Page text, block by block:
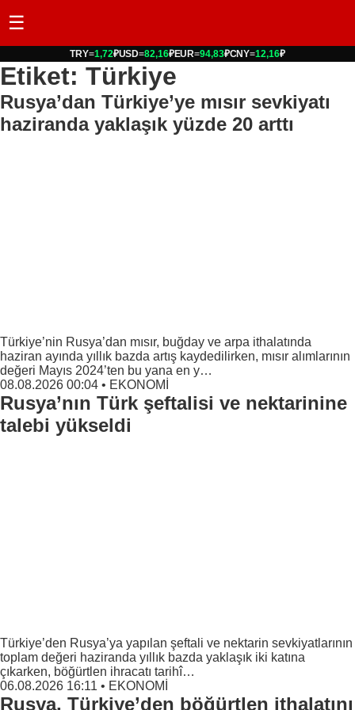
☰
TRY=1,72₽USD=82,16₽EUR=94,83₽CNY=12,16₽
Etiket: Türkiye
Rusya’dan Türkiye’ye mısır sevkiyatı
haziranda yaklaşık yüzde 20 arttı
Türkiye’nin Rusya’dan mısır, buğday ve arpa ithalatında
haziran ayında yıllık bazda artış kaydedilirken, mısır alımlarının
değeri Mayıs 2024’ten bu yana en y…
08.08.2026 00:04 • EKONOMİ
Rusya’nın Türk şeftalisi ve nektarinine
talebi yükseldi
Türkiye’den Rusya’ya yapılan şeftali ve nektarin sevkiyatlarının
toplam değeri haziranda yıllık bazda yaklaşık iki katına
çıkarken, böğürtlen ihracatı tarihî…
06.08.2026 16:11 • EKONOMİ
Rusya, Türkiye’den böğürtlen ithalatını